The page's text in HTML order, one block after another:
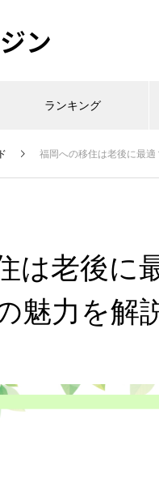
ン
ランキング
福岡への移住は老後に最
は老後に
魅力を解